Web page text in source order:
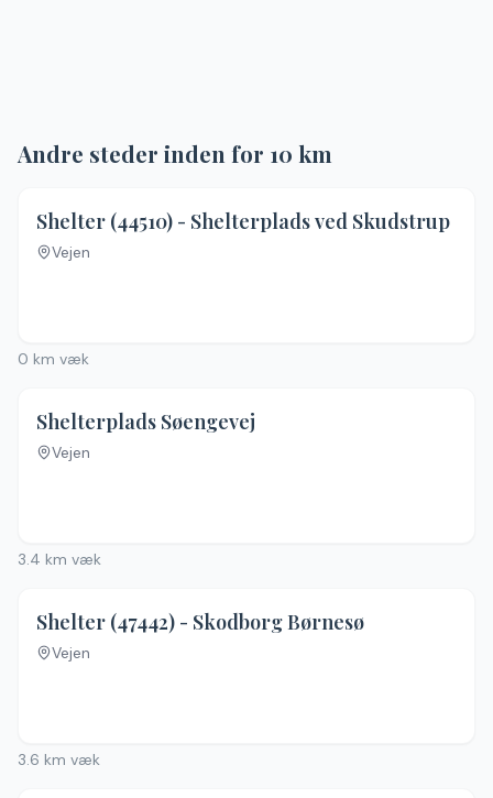
Andre steder inden for 10 km
4.1(13)
Shelter (44510) - Shelterplads ved Skudstrup
Vejen
0 km væk
Shelterplads Søengevej
Vejen
3.4 km væk
Shelter (47442) - Skodborg Børnesø
Vejen
3.6 km væk